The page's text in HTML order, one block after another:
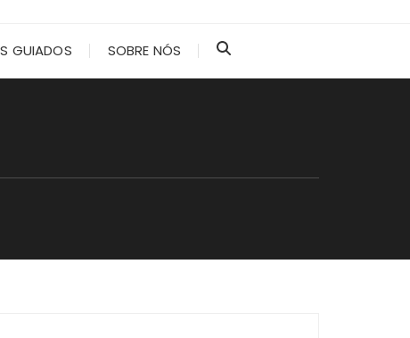
GUIADOS SOBRE NÓS